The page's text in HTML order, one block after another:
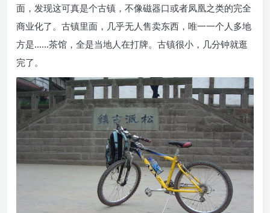
面，发现这可真是个古镇，不像磁器口或者凤凰之类的完全
商业化了。古镇里面，几乎无人售卖东西，唯一一个人多地
方是……茶馆，全是当地人在打牌。古镇很小，几分钟就逛
完了。